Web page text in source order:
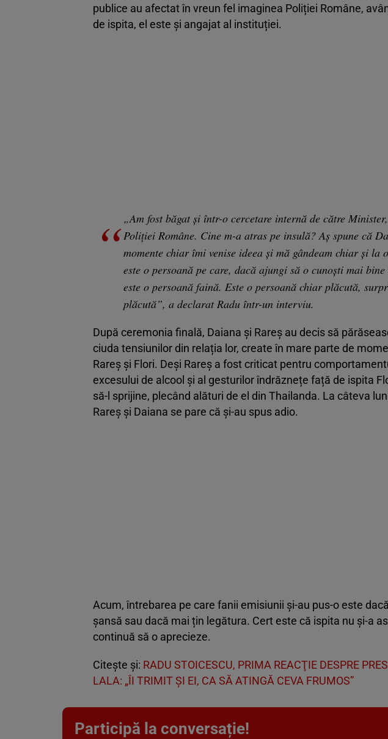
publice au afectat în vreun fel imaginea Poliției Române,
de ispita, el este și angajat al instituției.
„Am fost băgat și într-o cercetare internă de către
Poliției Române. Cine m-a atras pe insulă? Aș spune că
momente chiar îmi venise ideea și mă gândeam chiar și
este o persoană pe care, dacă ajungi să o cunoști mai
este o persoană faină. Este o persoană chiar plăcută,
plăcută”, a declarat Radu într-un interviu.
După ceremonia finală, Daiana și Rareș au decis să
ciuda tensiunilor din relația lor, create în mare parte de
Rareș și Flori. Deși Rareș a fost criticat pentru
excesului de alcool și al gesturilor îndrăznețe față de ispita
să-l sprijine, plecând alături de el din Thailanda. La câteva
Rareș și Daiana se pare că și-au spus adio.
Acum, întrebarea pe care fanii emisiunii și-au pus-o este
șansă sau dacă mai țin legătura. Cert este că ispita nu și-a
continuă să o aprecieze.
Citește și: RADU STOICESCU, PRIMA REACŢIE DESPRE
LALA: „ÎI TRIMIT ŞI EI, CA SĂ ATINGĂ CEVA FRUMOS”
Participă la conversație!